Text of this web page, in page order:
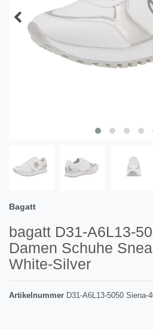
Bagatt
bagatt D31-A6L13-
Damen Schuhe
White-Silver
Artikelnummer D31-A6L13-5050 Siena-